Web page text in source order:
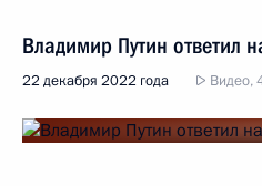
Владимир Путин ответил
22 декабря 2022 года Видео,